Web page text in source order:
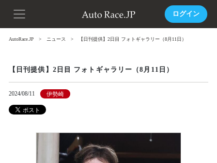
ログイン
AutoRace.JP ニュース 【日刊提供】2日目 フォトギャラリー（8月11日）
【日刊提供】2日目 フォトギャラリー（8月11日）
2024/08/11 伊勢崎